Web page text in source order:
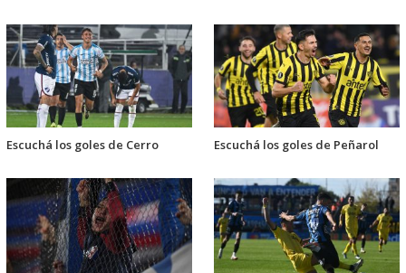
Escuchá los goles de Cerro Escuchá los goles de Peñarol